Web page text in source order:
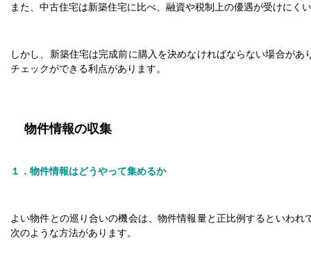
また、中古住宅は新築住宅に比べ、融資や税制上の優遇が受けにく
しかし、新築住宅は完成前に購入を決めなければならない場合があ
チェックができる利点があります。
物件情報の収集
１．物件情報はどうやって集めるか
よい物件との巡り合いの機会は、物件情報量と正比例するといわれ
次のような方法があります。